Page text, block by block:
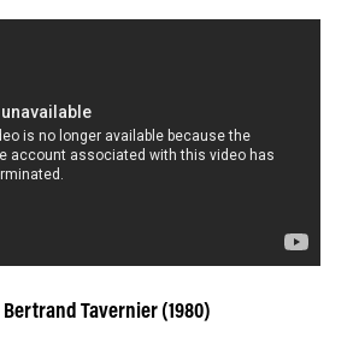
Bertrand Tavernier (1980)